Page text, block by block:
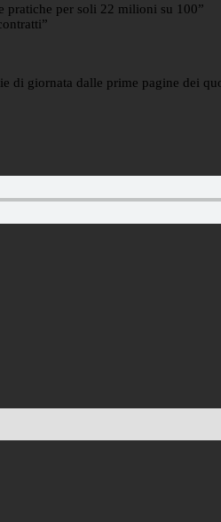
pratiche per soli 22 milioni su 100”
giornata dalle prime pagine dei